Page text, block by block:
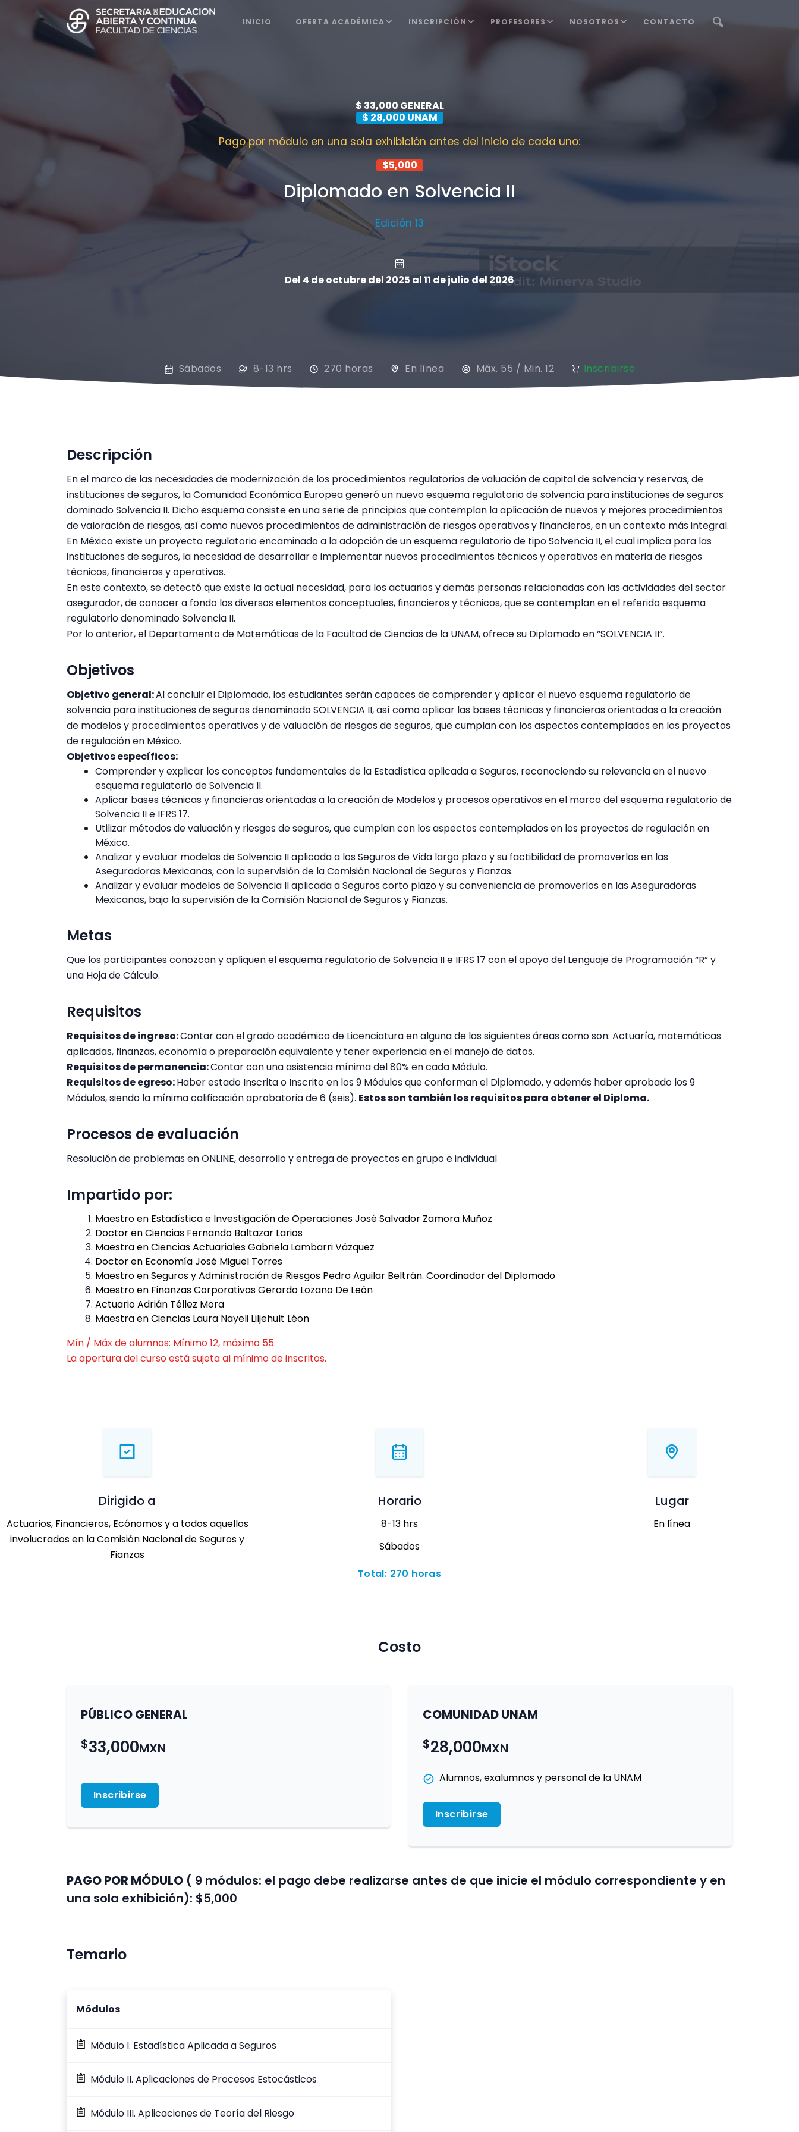
INICIO OFERTA ACADÉMICA INSCRIPCIÓN PROFESORES NOSOTROS CONTACTO
$ 33,000 GENERAL
$ 28,000 UNAM
Pago por módulo en una sola exhibición antes del inicio de cada uno:
$5,000
Diplomado en Solvencia II
Edición 13
Del 4 de octubre del 2025 al 11 de julio del 2026
Sábados 8-13 hrs 270 horas En línea Máx. 55 / Min. 12 Inscribirse
Descripción
En el marco de las necesidades de modernización de los procedimientos regulatorios de valuación de capital de solvencia y reservas, de
instituciones de seguros, la Comunidad Económica Europea generó un nuevo esquema regulatorio de solvencia para instituciones de seguros
dominado Solvencia II. Dicho esquema consiste en una serie de principios que contemplan la aplicación de nuevos y mejores procedimientos
de valoración de riesgos, así como nuevos procedimientos de administración de riesgos operativos y financieros, en un contexto más integral.
En México existe un proyecto regulatorio encaminado a la adopción de un esquema regulatorio de tipo Solvencia II, el cual implica para las
instituciones de seguros, la necesidad de desarrollar e implementar nuevos procedimientos técnicos y operativos en materia de riesgos
técnicos, financieros y operativos.
En este contexto, se detectó que existe la actual necesidad, para los actuarios y demás personas relacionadas con las actividades del sector
asegurador, de conocer a fondo los diversos elementos conceptuales, financieros y técnicos, que se contemplan en el referido esquema
regulatorio denominado Solvencia II.
Por lo anterior, el Departamento de Matemáticas de la Facultad de Ciencias de la UNAM, ofrece su Diplomado en “SOLVENCIA II”.
Objetivos
Objetivo general:Al concluir el Diplomado, los estudiantes serán capaces de comprender y aplicar el nuevo esquema regulatorio de
solvencia para instituciones de seguros denominado SOLVENCIA II, así como aplicar las bases técnicas y financieras orientadas a la creación
de modelos y procedimientos operativos y de valuación de riesgos de seguros, que cumplan con los aspectos contemplados en los proyectos
de regulación en México.
Objetivos específicos:
Comprender y explicar los conceptos fundamentales de la Estadística aplicada a Seguros, reconociendo su relevancia en el nuevo
esquema regulatorio de Solvencia II.
Aplicar bases técnicas y financieras orientadas a la creación de Modelos y procesos operativos en el marco del esquema regulatorio de
Solvencia II e IFRS 17.
Utilizar métodos de valuación y riesgos de seguros, que cumplan con los aspectos contemplados en los proyectos de regulación en
México.
Analizar y evaluar modelos de Solvencia II aplicada a los Seguros de Vida largo plazo y su factibilidad de promoverlos en las
Aseguradoras Mexicanas, con la supervisión de la Comisión Nacional de Seguros y Fianzas.
Analizar y evaluar modelos de Solvencia II aplicada a Seguros corto plazo y su conveniencia de promoverlos en las Aseguradoras
Mexicanas, bajo la supervisión de la Comisión Nacional de Seguros y Fianzas.
Metas
Que los participantes conozcan y apliquen el esquema regulatorio de Solvencia II e IFRS 17 con el apoyo del Lenguaje de Programación “R” y
una Hoja de Cálculo.
Requisitos
Requisitos de ingreso:Contar con el grado académico de Licenciatura en alguna de las siguientes áreas como son: Actuaría, matemáticas
aplicadas, finanzas, economía o preparación equivalente y tener experiencia en el manejo de datos.
Requisitos de permanencia:Contar con una asistencia mínima del 80% en cada Módulo.
Requisitos de egreso:Haber estado Inscrita o Inscrito en los 9 Módulos que conforman el Diplomado, y además haber aprobado los 9
Módulos, siendo la mínima calificación aprobatoria de 6 (seis). Estos son también los requisitos para obtener el Diploma.
Procesos de evaluación
Resolución de problemas en ONLINE, desarrollo y entrega de proyectos en grupo e individual
Impartido por:
Maestro en Estadística e Investigación de Operaciones José Salvador Zamora Muñoz
Doctor en Ciencias Fernando Baltazar Larios
Maestra en Ciencias Actuariales Gabriela Lambarri Vázquez
Doctor en Economía José Miguel Torres
Maestro en Seguros y Administración de Riesgos Pedro Aguilar Beltrán. Coordinador del Diplomado
Maestro en Finanzas Corporativas Gerardo Lozano De León
Actuario Adrián Téllez Mora
Maestra en Ciencias Laura Nayeli Liljehult Léon
Mín / Máx de alumnos: Mínimo 12, máximo 55.
La apertura del curso está sujeta al mínimo de inscritos.
Dirigido a
Actuarios, Financieros, Ecónomos y a todos aquellos
involucrados en la Comisión Nacional de Seguros y
Fianzas
Horario
8-13 hrs
Sábados
Total: 270 horas
Lugar
En línea
Costo
PÚBLICO GENERAL
$33,000MXN
Inscribirse
COMUNIDAD UNAM
$28,000MXN
Alumnos, exalumnos y personal de la UNAM
Inscribirse
PAGO POR MÓDULO ( 9 módulos: el pago debe realizarse antes de que inicie el módulo correspondiente y en
una sola exhibición): $5,000
Temario
Módulos
Módulo I. Estadística Aplicada a Seguros
Módulo II. Aplicaciones de Procesos Estocásticos
Módulo III. Aplicaciones de Teoría del Riesgo